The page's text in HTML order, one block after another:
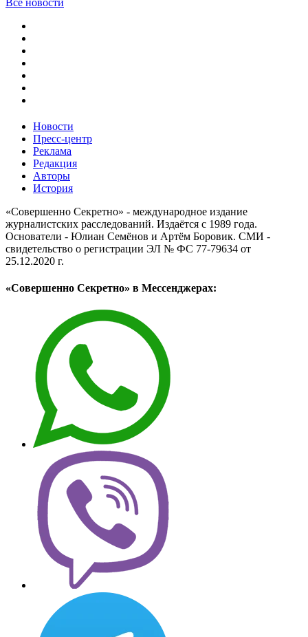
Все новости
Новости
Пресс-центр
Реклама
Редакция
Авторы
История
«Совершенно Секретно» - международное издание
журналистских расследований. Издаётся с 1989 года.
Основатели - Юлиан Семёнов и Артём Боровик. CМИ -
свидетельство о регистрации ЭЛ № ФС 77-79634 от
25.12.2020 г.
«Совершенно Секретно» в Мессенджерах: